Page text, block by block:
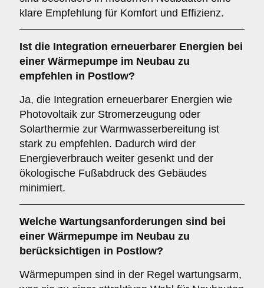
klare Empfehlung für Komfort und Effizienz.
Ist die Integration erneuerbarer Energien bei
einer Wärmepumpe im Neubau zu
empfehlen in Postlow?
Ja, die Integration erneuerbarer Energien wie
Photovoltaik zur Stromerzeugung oder
Solarthermie zur Warmwasserbereitung ist
stark zu empfehlen. Dadurch wird der
Energieverbrauch weiter gesenkt und der
ökologische Fußabdruck des Gebäudes
minimiert.
Welche Wartungsanforderungen sind bei
einer Wärmepumpe im Neubau zu
berücksichtigen in Postlow?
Wärmepumpen sind in der Regel wartungsarm,